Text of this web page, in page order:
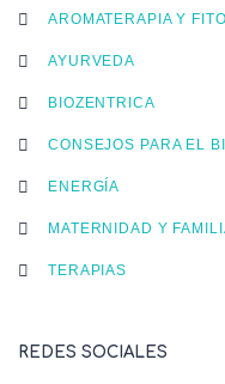
AROMATERAPIA Y
AYURVEDA
BIOZENTRICA
CONSEJOS PARA EL
ENERGÍA
MATERNIDAD Y
TERAPIAS
REDES SOCIALES